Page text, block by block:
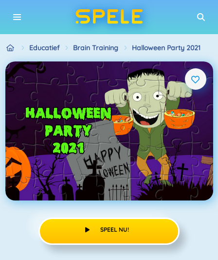
Educatief Brain Training Halloween Party 2021
SPEEL NU!